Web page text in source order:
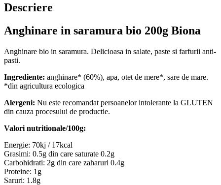
Descriere
Anghinare in saramura bio 200g Biona
Anghinare bio in saramura. Delicioasa in salate, paste si farfurii anti-
pasti.
Ingrediente: anghinare* (60%), apa, otet de mere*, sare de mare.
*din agricultura ecologica
Alergeni: Nu este recomandat persoanelor intolerante la GLUTEN
din cauza procesului de productie.
Valori nutritionale/100g:
Energie: 70kj / 17kcal
Grasimi: 0.5g din care saturate 0.2g
Carbohidrati: 2g din care zaharuri 0.4g
Proteine: 1g
Saruri: 1.8g